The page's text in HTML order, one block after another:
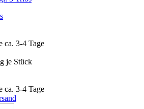
ca. 3-4 Tage
je Stück
ca. 3-4 Tage